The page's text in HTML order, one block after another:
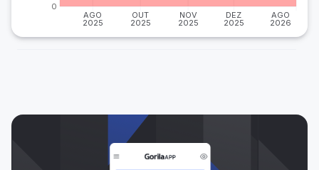
AGO
2025
OUT
2025
NOV
2025
DEZ
2025
AGO
2026
0